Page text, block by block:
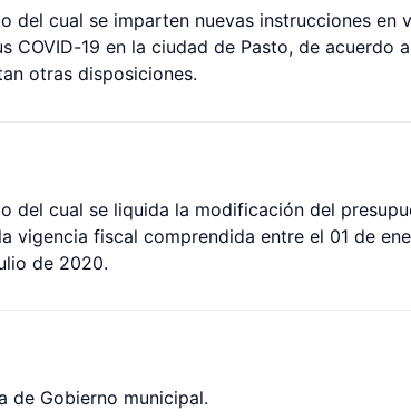
cual se imparten nuevas instrucciones en
COVID-19 en la ciudad de Pasto, de acuerdo
otras disposiciones.
del cual se liquida la modificación del
vigencia fiscal comprendida entre el 01 de
de 2020.
de Gobierno municipal.